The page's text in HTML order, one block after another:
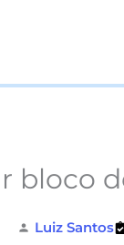
bloco
Luiz Santos